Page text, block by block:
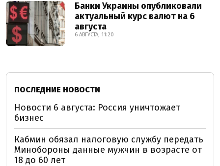
Банки Украины опубликовали
актуальный курс валют на 6
августа
6 АВГУСТА, 11:20
ПОСЛЕДНИЕ НОВОСТИ
Новости 6 августа: Россия уничтожает
бизнес
Кабмин обязал налоговую службу передать
Минобороны данные мужчин в возрасте от
18 до 60 лет